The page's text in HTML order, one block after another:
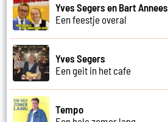
Yves Segers en Bart
Een feestje overal
Yves Segers
Een geit in het cafe
Tempo